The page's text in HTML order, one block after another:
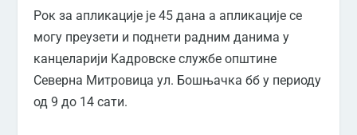
Рок за апликације је 45 дана а апликације се
могу преузети и поднети радним данима у
канцеларији Kадровске службе општине
Северна Митровица ул. Бошњачка бб у периоду
од 9 до 14 сати.